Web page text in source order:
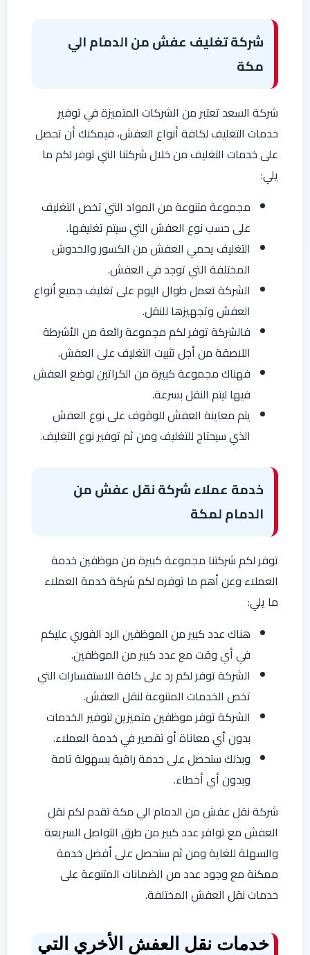
شركة تغليف عفش من الدمام الي
مكة
شركة السعد تعتبر من الشركات المتميزة في توفير
خدمات التغليف لكافة أنواع العفش، فيمكنك أن تحصل
على خدمات التغليف من خلال شركتنا التي توفر لكم ما
يلي:
مجموعة متنوعة من المواد التي تخص التغليف
على حسب نوع العفش التي سيتم تغليفها.
التغليف يحمي العفش من الكسور والخدوش
المختلفة التي توجد في العفش.
الشركة تعمل طوال اليوم على تغليف جميع أنواع
العفش وتجهيزها للنقل.
فالشركة توفر لكم مجموعة رائعة من الأشرطة
اللاصقة من أجل تثبيت التغليف على العفش.
فهناك مجموعة كبيرة من الكراتين لوضع العفش
فيها ليتم النقل بسرعة.
يتم معاينة العفش للوقوف على نوع العفش
الذي سيحتاج للتغليف ومن ثم توفير نوع التغليف.
خدمة عملاء شركة نقل عفش من
الدمام لمكة
توفر لكم شركتنا مجموعة كبيرة من موظفين خدمة
العملاء وعن أهم ما توفره لكم شركة خدمة العملاء
ما يلي:
هناك عدد كبير من الموظفين الرد الفوري عليكم
في أي وقت مع عدد كبير من الموظفين.
الشركة توفر لكم رد على كافة الاستفسارات التي
تخص الخدمات المتنوعة لنقل العفش.
الشركة توفر موظفين متميزين لتوفير الخدمات
بدون أي معاناة أو تقصير في خدمة العملاء.
وبذلك ستحصل على خدمة راقية بسهولة تامة
وبدون أي أخطاء.
شركة نقل عفش من الدمام الي مكة تقدم لكم نقل
العفش مع توافر عدد كبير من طرق التواصل السريعة
والسهلة للغاية ومن ثم ستحصل على أفضل خدمة
ممكنة مع وجود عدد من الضمانات المتنوعة على
خدمات نقل العفش المختلفة.
خدمات نقل العفش الأخري التي